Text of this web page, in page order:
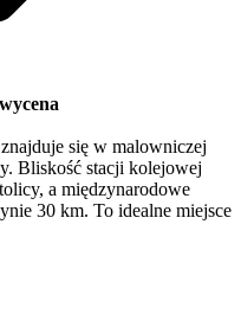
się w malowniczej
Bliskość stacji kolejowej
a międzynarodowe
30 km. To idealne miejsce